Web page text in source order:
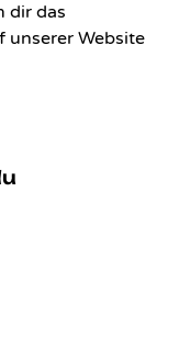
dir das
unserer Website